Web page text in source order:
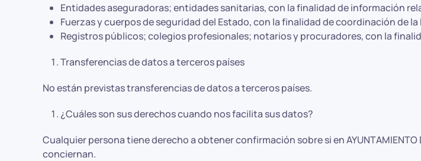
Entidades aseguradoras; entidades sanitarias, con la finalidad de información
Fuerzas y cuerpos de seguridad del Estado, con la finalidad de coordinación de
Registros públicos; colegios profesionales; notarios y procuradores, con la
Transferencias de datos a terceros países
No están previstas transferencias de datos a terceros países.
¿Cuáles son sus derechos cuando nos facilita sus datos?
Cualquier persona tiene derecho a obtener confirmación sobre si en AYUNTAMIENTO
conciernan.